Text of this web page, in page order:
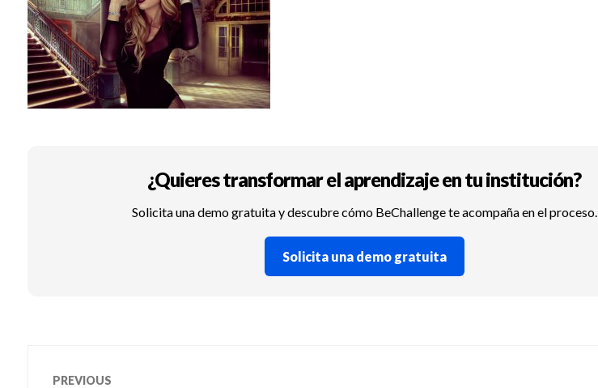
¿Quieres transformar el aprendizaje en tu institución?
Solicita una demo gratuita y descubre cómo BeChallenge te acompaña en el proceso.
Solicita una demo gratuita
PREVIOUS